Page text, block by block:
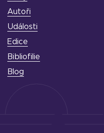
Autoři
Události
Edice
Bibliofilie
Blog